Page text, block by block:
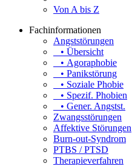
Von A bis Z
Fachinformationen
Angststörungen
• Übersicht
• Agoraphobie
• Panikstörung
• Soziale Phobie
• Spezif. Phobien
• Gener. Angstst.
Zwangsstörungen
Affektive Störungen
Burn-out-Syndrom
PTBS / PTSD
Therapieverfahren